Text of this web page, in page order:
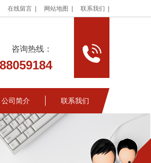
在线留言 | 网站地图 | 联系我们 |
咨询热线：
公司简介 联系我们